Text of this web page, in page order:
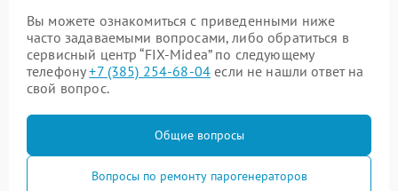
Вы можете ознакомиться с приведенными ниже
часто задаваемыми вопросами, либо обратиться в
сервисный центр “FIX-Midea” по следующему
телефону+7 (385) 254-68-04 если не нашли ответ на
свой вопрос.
Общие вопросы
Вопросы по ремонту парогенераторов